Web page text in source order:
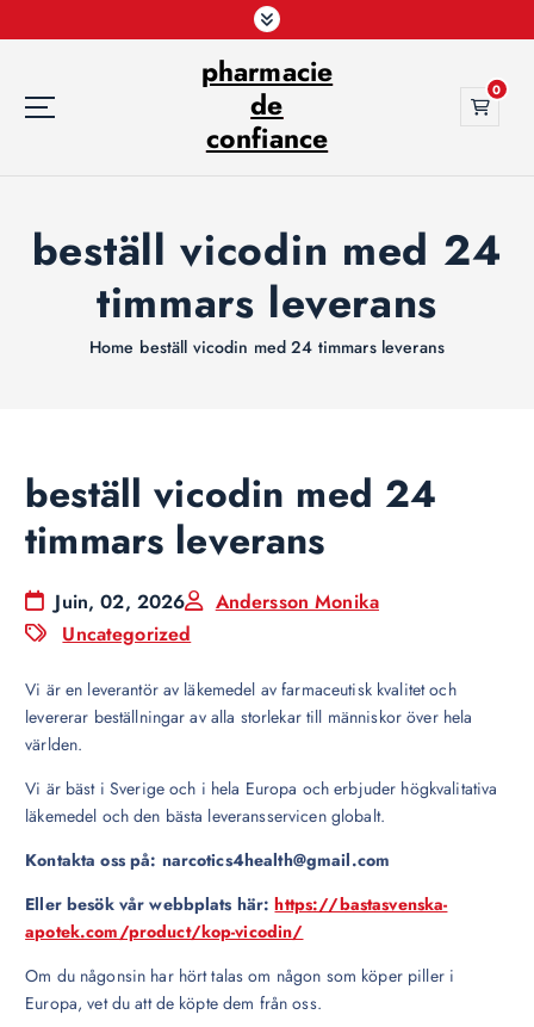
k
pharmacie
de
confiance
0
beställ vicodin med 24
timmars leverans
Home beställ vicodin med 24 timmars leverans
beställ vicodin med 24
timmars leverans
Juin, 02, 2026
Andersson Monika
Uncategorized
Vi är en leverantör av läkemedel av farmaceutisk kvalitet och
levererar beställningar av alla storlekar till människor över hela
världen.
Vi är bäst i Sverige och i hela Europa och erbjuder högkvalitativa
läkemedel och den bästa leveransservicen globalt.
Kontakta oss på: narcotics4health@gmail.com
Eller besök vår webbplats här:https://bastasvenska-
apotek.com/product/kop-vicodin/
Om du någonsin har hört talas om någon som köper piller i
Europa, vet du att de köpte dem från oss.